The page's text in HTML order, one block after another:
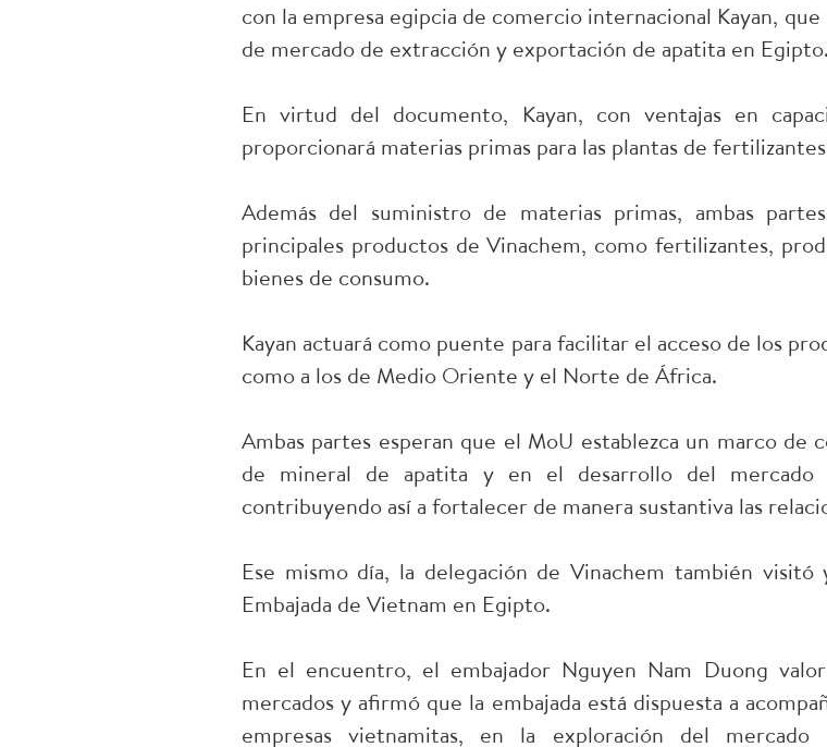
con la empresa egipcia de comercio internacional Kayan,
de mercado de extracción y exportación de apatita en Egipto.
En virtud del documento, Kayan, con ventajas en
proporcionará materias primas para las plantas de
Además del suministro de materias primas, ambas
principales productos de Vinachem, como fertilizantes,
bienes de consumo.
Kayan actuará como puente para facilitar el acceso de los
como a los de Medio Oriente y el Norte de África.
Ambas partes esperan que el MoU establezca un marco de
de mineral de apatita y en el desarrollo del mercado
contribuyendo así a fortalecer de manera sustantiva las
Ese mismo día, la delegación de Vinachem también
Embajada de Vietnam en Egipto.
En el encuentro, el embajador Nguyen Nam Duong
mercados y afirmó que la embajada está dispuesta a
empresas vietnamitas, en la exploración del